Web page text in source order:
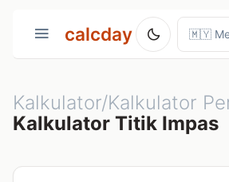
calcday
Kalkulator/Kalkulator
Kalkulator Titik Impas